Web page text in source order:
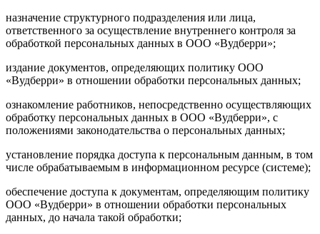
назначение структурного подразделения или лица,
ответственного за осуществление внутреннего контроля за
обработкой персональных данных в ООО «Вудберри»;
издание документов, определяющих политику ООО
«Вудберри» в отношении обработки персональных данных;
ознакомление работников, непосредственно осуществляющих
обработку персональных данных в ООО «Вудберри», с
положениями законодательства о персональных данных;
установление порядка доступа к персональным данным, в том
числе обрабатываемым в информационном ресурсе (системе);
обеспечение доступа к документам, определяющим политику
ООО «Вудберри» в отношении обработки персональных
данных, до начала такой обработки;